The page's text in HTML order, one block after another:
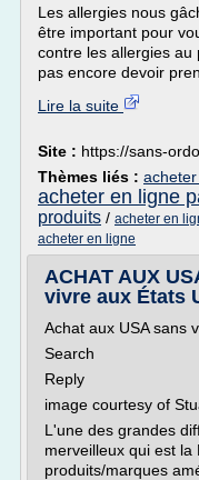
Les allergies nous
être important pour
contre les allergies au
pas encore devoir
Lire la suite
Site : https://sans-
Thèmes liés :
acheter en ligne
produits / acheter en
acheter en ligne
ACHAT AUX
vivre aux États
Achat aux USA sans
Search
Reply
image courtesy of
L'une des grandes
merveilleux qui est
produits/marques